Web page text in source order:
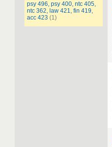
psy 496, psy 400, ntc 405,
ntc 362, law 421, fin 419,
acc 423 (1)